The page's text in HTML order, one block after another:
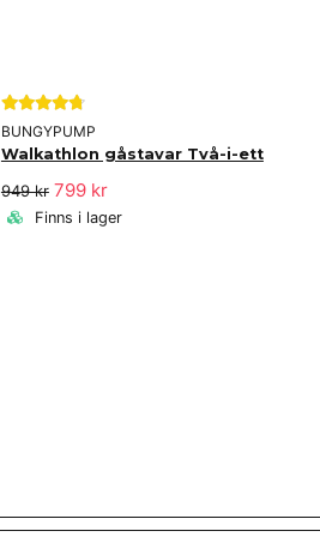
BUNGYPUMP
Walkathlon gåstavar Två-i-ett
949 kr 799 kr
Finns i lager